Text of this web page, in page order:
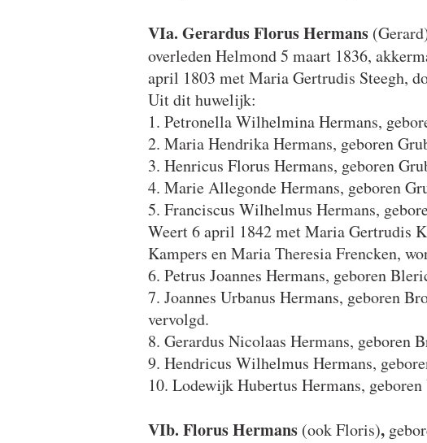
VIa. Gerardus Florus Hermans
overleden Helmond 5 maart 1836,
april 1803 met Maria Gertrudis Steegh,
Uit dit huwelijk:
1. Petronella Wilhelmina Hermans,
2. Maria Hendrika Hermans, geboren
3. Henricus Florus Hermans, geboren
4. Marie Allegonde Hermans, geboren
5. Franciscus Wilhelmus Hermans,
Weert 6 april 1842 met Maria Gertrudis
Kampers en Maria Theresia Frencken,
6. Petrus Joannes Hermans, geboren
7. Joannes Urbanus Hermans, geboren
vervolgd.
8. Gerardus Nicolaas Hermans, geboren
9. Hendricus Wilhelmus Hermans,
10. Lodewijk Hubertus Hermans,
VIb. Florus Hermans (ook Floris),